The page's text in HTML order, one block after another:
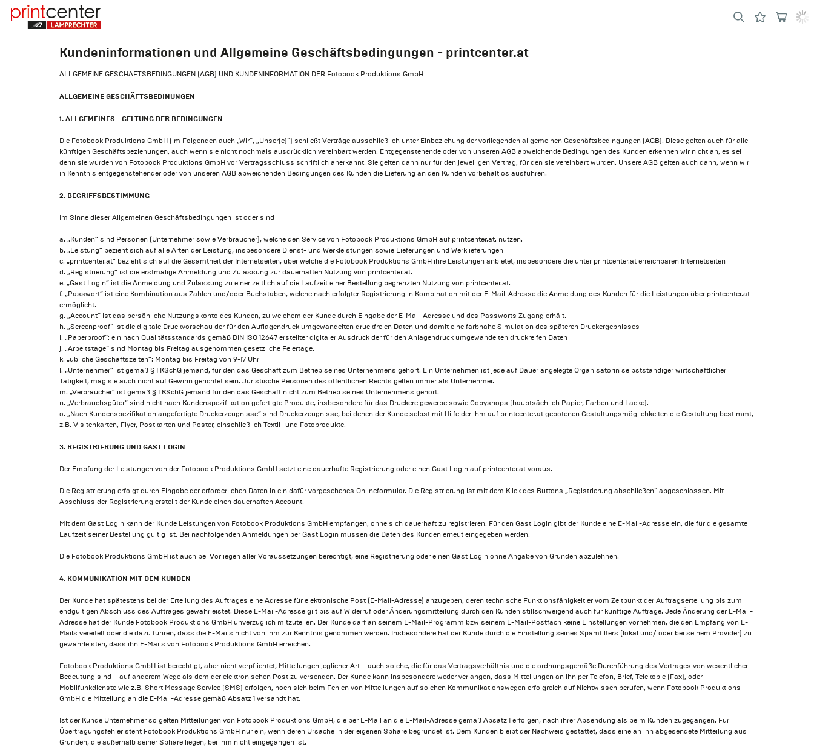
Kundeninformationen und Allgemeine Geschäftsbedingungen - printcenter.at
ALLGEMEINE GESCHÄFTSBEDINGUNGEN (AGB) UND KUNDENINFORMATION DER Fotobook Produktions GmbH
ALLGEMEINE GESCHÄFTSBEDINUNGEN
1. ALLGEMEINES - GELTUNG DER BEDINGUNGEN
Die Fotobook Produktions GmbH (im Folgenden auch „Wir“, „Unser(e)“) schließt Verträge ausschließlich unter Einbeziehung der vorliegenden allgemeinen Geschäftsbedingungen (AGB). Diese gelten auch für alle
künftigen Geschäftsbeziehungen, auch wenn sie nicht nochmals ausdrücklich vereinbart werden. Entgegenstehende oder von unseren AGB abweichende Bedingungen des Kunden erkennen wir nicht an, es sei
denn sie wurden von Fotobook Produktions GmbH vor Vertragsschluss schriftlich anerkannt. Sie gelten dann nur für den jeweiligen Vertrag, für den sie vereinbart wurden. Unsere AGB gelten auch dann, wenn wir
in Kenntnis entgegenstehender oder von unseren AGB abweichenden Bedingungen des Kunden die Lieferung an den Kunden vorbehaltlos ausführen.
2. BEGRIFFSBESTIMMUNG
Im Sinne dieser Allgemeinen Geschäftsbedingungen ist oder sind
a. „Kunden“ sind Personen (Unternehmer sowie Verbraucher), welche den Service von Fotobook Produktions GmbH auf printcenter.at. nutzen.
b. „Leistung“ bezieht sich auf alle Arten der Leistung, insbesondere Dienst- und Werkleistungen sowie Lieferungen und Werklieferungen
c. „printcenter.at“ bezieht sich auf die Gesamtheit der Internetseiten, über welche die Fotobook Produktions GmbH ihre Leistungen anbietet, insbesondere die unter printcenter.at erreichbaren Internetseiten
d. „Registrierung“ ist die erstmalige Anmeldung und Zulassung zur dauerhaften Nutzung von printcenter.at.
e. „Gast Login“ ist die Anmeldung und Zulassung zu einer zeitlich auf die Laufzeit einer Bestellung begrenzten Nutzung von printcenter.at.
f. „Passwort“ ist eine Kombination aus Zahlen und/oder Buchstaben, welche nach erfolgter Registrierung in Kombination mit der E-Mail-Adresse die Anmeldung des Kunden für die Leistungen über printcenter.at
ermöglicht.
g. „Account“ ist das persönliche Nutzungskonto des Kunden, zu welchem der Kunde durch Eingabe der E-Mail-Adresse und des Passworts Zugang erhält.
h. „Screenproof“ ist die digitale Druckvorschau der für den Auflagendruck umgewandelten druckfreien Daten und damit eine farbnahe Simulation des späteren Druckergebnisses
i. „Paperproof“: ein nach Qualitätsstandards gemäß DIN ISO 12647 erstellter digitaler Ausdruck der für den Anlagendruck umgewandelten druckreifen Daten
j. „Arbeitstage“ sind Montag bis Freitag ausgenommen gesetzliche Feiertage.
k. „übliche Geschäftszeiten“: Montag bis Freitag von 9-17 Uhr
l. „Unternehmer“ ist gemäß § 1 KSchG jemand, für den das Geschäft zum Betrieb seines Unternehmens gehört. Ein Unternehmen ist jede auf Dauer angelegte Organisatorin selbstständiger wirtschaftlicher
Tätigkeit, mag sie auch nicht auf Gewinn gerichtet sein. Juristische Personen des öffentlichen Rechts gelten immer als Unternehmer.
m. „Verbraucher“ ist gemäß § 1 KSchG jemand für den das Geschäft nicht zum Betrieb seines Unternehmens gehört.
n. „Verbrauchsgüter“ sind nicht nach Kundenspezifikation gefertigte Produkte, insbesondere für das Druckereigewerbe sowie Copyshops (hauptsächlich Papier, Farben und Lacke).
o. „Nach Kundenspezifikation angefertigte Druckerzeugnisse“ sind Druckerzeugnisse, bei denen der Kunde selbst mit Hilfe der ihm auf printcenter.at gebotenen Gestaltungsmöglichkeiten die Gestaltung bestimmt,
z.B. Visitenkarten, Flyer, Postkarten und Poster, einschließlich Textil- und Fotoprodukte.
3. REGISTRIERUNG UND GAST LOGIN
Der Empfang der Leistungen von der Fotobook Produktions GmbH setzt eine dauerhafte Registrierung oder einen Gast Login auf printcenter.at voraus.
Die Registrierung erfolgt durch Eingabe der erforderlichen Daten in ein dafür vorgesehenes Onlineformular. Die Registrierung ist mit dem Klick des Buttons „Registrierung abschließen“ abgeschlossen. Mit
Abschluss der Registrierung erstellt der Kunde einen dauerhaften Account.
Mit dem Gast Login kann der Kunde Leistungen von Fotobook Produktions GmbH empfangen, ohne sich dauerhaft zu registrieren. Für den Gast Login gibt der Kunde eine E-Mail-Adresse ein, die für die gesamte
Laufzeit seiner Bestellung gültig ist. Bei nachfolgenden Anmeldungen per Gast Login müssen die Daten des Kunden erneut eingegeben werden.
Die Fotobook Produktions GmbH ist auch bei Vorliegen aller Voraussetzungen berechtigt, eine Registrierung oder einen Gast Login ohne Angabe von Gründen abzulehnen.
4. KOMMUNIKATION MIT DEM KUNDEN
Der Kunde hat spätestens bei der Erteilung des Auftrages eine Adresse für elektronische Post (E-Mail-Adresse) anzugeben, deren technische Funktionsfähigkeit er vom Zeitpunkt der Auftragserteilung bis zum
endgültigen Abschluss des Auftrages gewährleistet. Diese E-Mail-Adresse gilt bis auf Widerruf oder Änderungsmitteilung durch den Kunden stillschweigend auch für künftige Aufträge. Jede Änderung der E-Mail-
Adresse hat der Kunde Fotobook Produktions GmbH unverzüglich mitzuteilen. Der Kunde darf an seinem E-Mail-Programm bzw seinem E-Mail-Postfach keine Einstellungen vornehmen, die den Empfang von E-
Mails vereitelt oder die dazu führen, dass die E-Mails nicht von ihm zur Kenntnis genommen werden. Insbesondere hat der Kunde durch die Einstellung seines Spamfilters (lokal und/ oder bei seinem Provider) zu
gewährleisten, dass ihn E-Mails von Fotobook Produktions GmbH erreichen.
Fotobook Produktions GmbH ist berechtigt, aber nicht verpflichtet, Mitteilungen jeglicher Art – auch solche, die für das Vertragsverhältnis und die ordnungsgemäße Durchführung des Vertrages von wesentlicher
Bedeutung sind – auf anderem Wege als dem der elektronischen Post zu versenden. Der Kunde kann insbesondere weder verlangen, dass Mitteilungen an ihn per Telefon, Brief, Telekopie (Fax), oder
Mobilfunkdienste wie z.B. Short Message Service (SMS) erfolgen, noch sich beim Fehlen von Mitteilungen auf solchen Kommunikationswegen erfolgreich auf Nichtwissen berufen, wenn Fotobook Produktions
GmbH die Mitteilung an die E-Mail-Adresse gemäß Absatz 1 versandt hat.
Ist der Kunde Unternehmer so gelten Mitteilungen von Fotobook Produktions GmbH, die per E-Mail an die E-Mail-Adresse gemäß Absatz 1 erfolgen, nach ihrer Absendung als beim Kunden zugegangen. Für
Übertragungsfehler steht Fotobook Produktions GmbH nur ein, wenn deren Ursache in der eigenen Sphäre begründet ist. Dem Kunden bleibt der Nachweis gestattet, dass eine an ihn abgesendete Mitteilung aus
Gründen, die außerhalb seiner Sphäre liegen, bei ihm nicht eingegangen ist.